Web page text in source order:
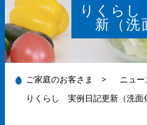
りくら
新（洗
ご家庭のお客さま > ニュー
りくらし 実例日記更新（洗面